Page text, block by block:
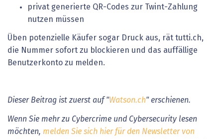
privat generierte QR-Codes zur Twint-Zahlung
nutzen müssen
Üben potenzielle Käufer sogar Druck aus, rät tutti.ch,
die Nummer sofort zu blockieren und das auffällige
Benutzerkonto zu melden.
Dieser Beitrag ist zuerst auf "Watson.ch" erschienen.
Wenn Sie mehr zu Cybercrime und Cybersecurity lesen
möchten, melden Sie sich hier für den Newsletter von